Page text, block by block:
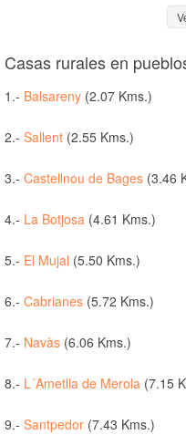
Casas rurales en
1.- Balsareny (2.07 Kms.)
2.- Sallent (2.55 Kms.)
3.- Castellnou de Bages (3.46
4.- La Botjosa (4.61 Kms.)
5.- El Mujal (5.50 Kms.)
6.- Cabrianes (5.72 Kms.)
7.- Navàs (6.06 Kms.)
8.- L´Ametlla de Merola (7.15
9.- Santpedor (7.43 Kms.)